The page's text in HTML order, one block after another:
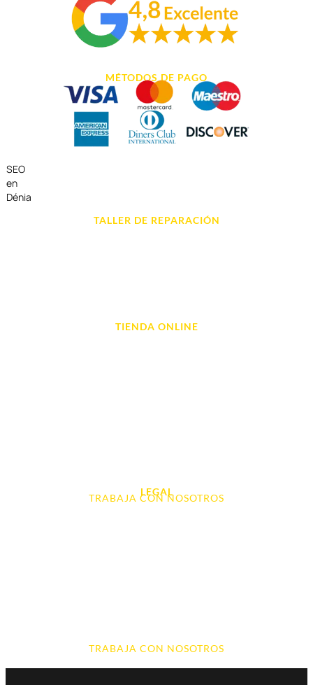
MÉTODOS DE PAGO
SEO
en
Dénia
TALLER DE REPARACIÓN
TIENDA ONLINE
LEGAL
TRABAJA CON NOSOTROS
TRABAJA CON NOSOTROS